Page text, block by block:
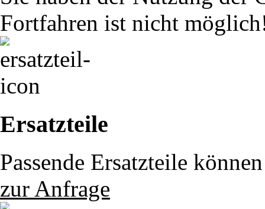
Fortfahren ist nicht
Ersatzteile
Passende Ersatzteile
zur Anfrage